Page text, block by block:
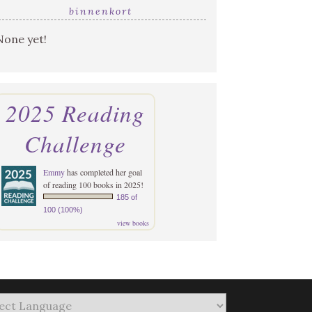
binnenkort
yet!
2025 Reading
Challenge
Emmyhas completed her goal
of reading 100 books in 2025!
185 of
100 (100%)
view books